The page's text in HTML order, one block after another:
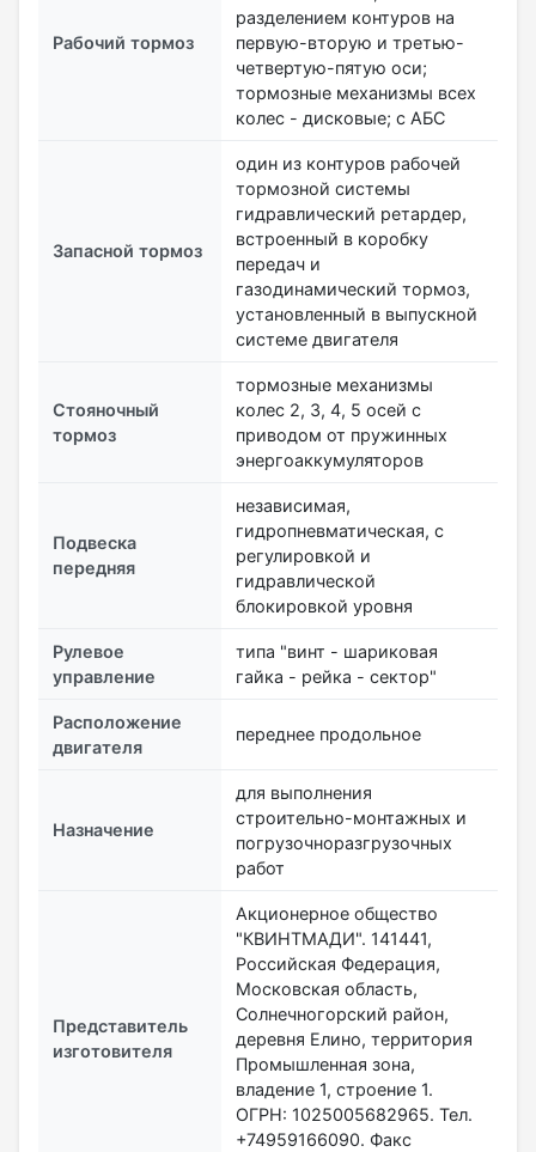
Рабочий тормоз
разделением контуров на
первую-вторую и третью-
четвертую-пятую оси;
тормозные механизмы всех
колес - дисковые; с АБС
Запасной тормоз
один из контуров рабочей
тормозной системы
гидравлический ретардер,
встроенный в коробку
передач и
газодинамический тормоз,
установленный в выпускной
системе двигателя
Стояночный
тормоз
тормозные механизмы
колес 2, 3, 4, 5 осей с
приводом от пружинных
энергоаккумуляторов
Подвеска
передняя
независимая,
гидропневматическая, с
регулировкой и
гидравлической
блокировкой уровня
Рулевое
управление
типа "винт - шариковая
гайка - рейка - сектор"
Расположение
двигателя
переднее продольное
Назначение
для выполнения
строительно-монтажных и
погрузочноразгрузочных
работ
Представитель
изготовителя
Акционерное общество
"КВИНТМАДИ". 141441,
Российская Федерация,
Московская область,
Солнечногорский район,
деревня Елино, территория
Промышленная зона,
владение 1, строение 1.
ОГРН: 1025005682965. Тел.
+74959166090. Факс